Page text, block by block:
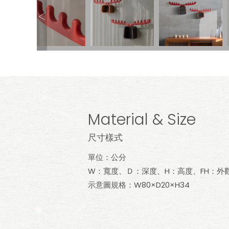
Material & Size
尺寸樣式
單位：公分
W：寬度、Ｄ：深度、H：高度、FH：外
示意圖規格：W80×D20×H34